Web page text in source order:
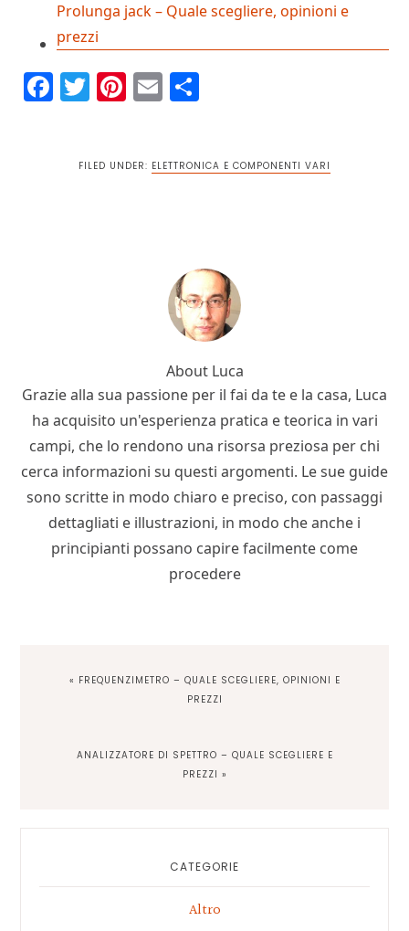
Prolunga jack – Quale scegliere, opinioni e
prezzi
Facebook
Twitter
Pinterest
Email
FILED UNDER: ELETTRONICA E COMPONENTI VARI
About Luca
Grazie alla sua passione per il fai da te e la casa, Luca
ha acquisito un'esperienza pratica e teorica in vari
campi, che lo rendono una risorsa preziosa per chi
cerca informazioni su questi argomenti. Le sue guide
sono scritte in modo chiaro e preciso, con passaggi
dettagliati e illustrazioni, in modo che anche i
principianti possano capire facilmente come
procedere
PREVIOUS
« FREQUENZIMETRO – QUALE SCEGLIERE, OPINIONI E
PREZZI
NEXT
ANALIZZATORE DI SPETTRO – QUALE SCEGLIERE E
PREZZI »
CATEGORIE
Altro